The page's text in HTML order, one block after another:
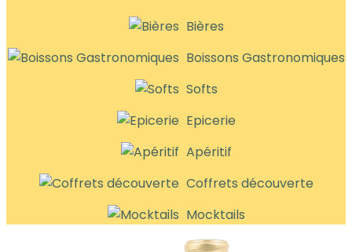
Bières
Boissons Gastronomiques
Softs
Epicerie
Apéritif
Coffrets découverte
Mocktails